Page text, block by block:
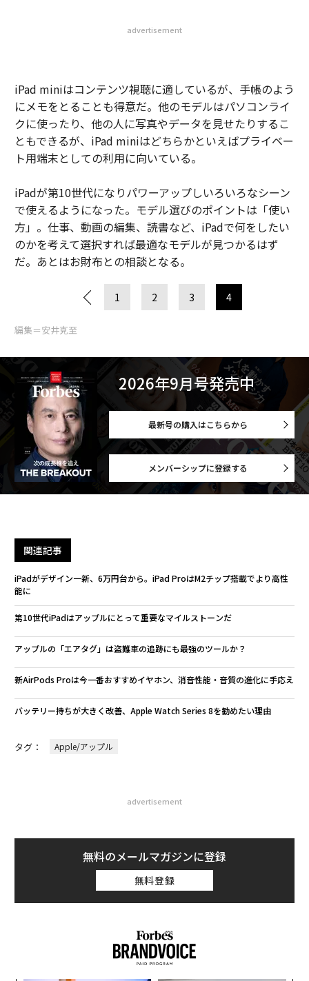
advertisement
iPad miniはコンテンツ視聴に適しているが、手帳のよう
にメモをとることも得意だ。他のモデルはパソコンライ
クに使ったり、他の人に写真やデータを見せたりするこ
ともできるが、iPad miniはどちらかといえばプライベー
ト用端末としての利用に向いている。
iPadが第10世代になりパワーアップしいろいろなシーン
で使えるようになった。モデル選びのポイントは「使い
方」。仕事、動画の編集、読書など、iPadで何をしたい
のかを考えて選択すれば最適なモデルが見つかるはず
だ。あとはお財布との相談となる。
1 2 3 4
編集＝安井克至
2026年9月号発売中
最新号の購入はこちらから
メンバーシップに登録する
関連記事
iPadがデザイン一新、6万円台から。iPad ProはM2チップ搭載でより高性
能に
第10世代iPadはアップルにとって重要なマイルストーンだ
アップルの「エアタグ」は盗難車の追跡にも最強のツールか？
新AirPods Proは今一番おすすめイヤホン、消音性能・音質の進化に手応え
バッテリー持ちが大きく改善、Apple Watch Series 8を勧めたい理由
タグ： Apple/アップル
advertisement
無料のメールマガジンに登録
無料登録